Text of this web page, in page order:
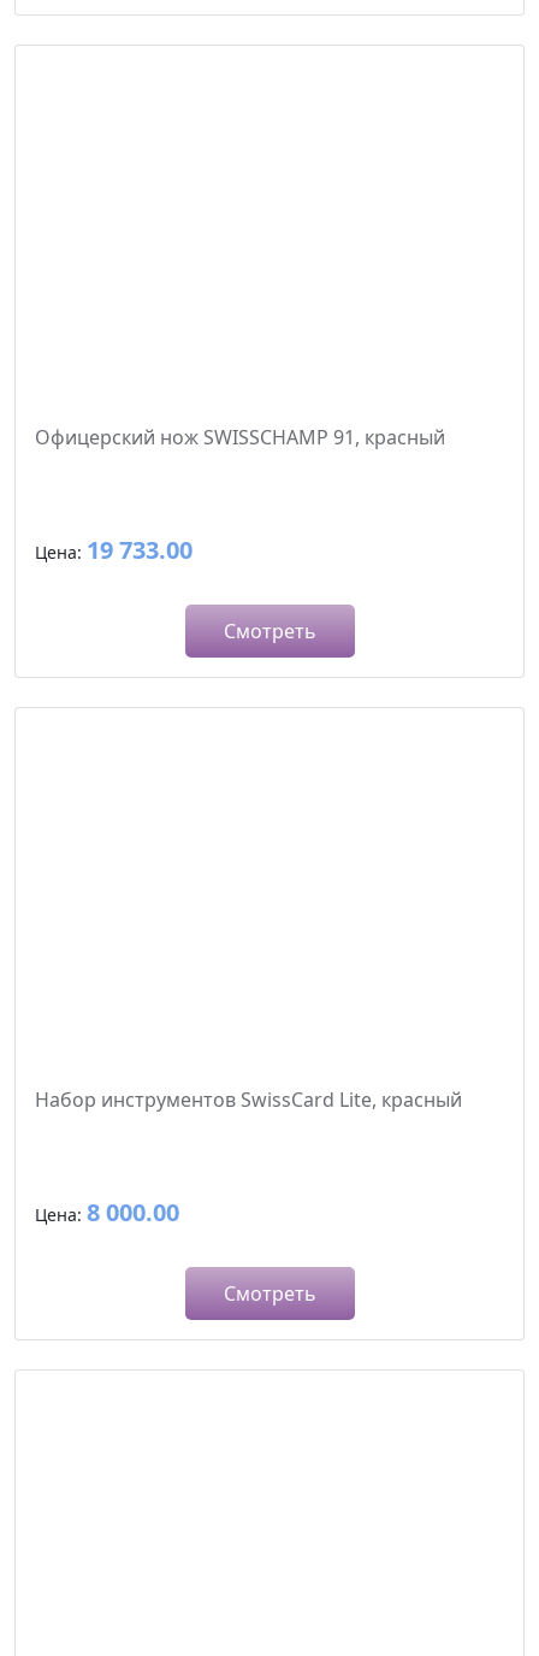
Офицерский нож SWISSCHAMP 91, красный
Цена: 19 733.00
Смотреть
Набор инструментов SwissCard Lite, красный
Цена: 8 000.00
Смотреть